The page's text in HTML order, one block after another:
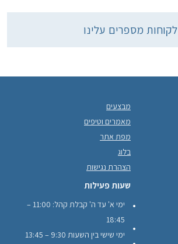
לקוחות מספרים עלינו
מבצעים
מאמרים וטיפים
מפת אתר
בלוג
הצהרת נגישות
שעות פעילות
ימי א' עד ה' קבלת קהל: 11:00 –
18:45
ימי שישי בין השעות 9:30 – 13:45